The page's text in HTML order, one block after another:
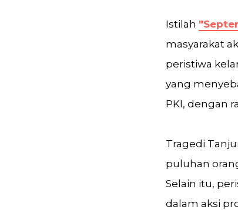
Istilah
masyarakat
peristiwa
yang
PKI, dengan
Tragedi
puluhan
Selain itu,
dalam aksi